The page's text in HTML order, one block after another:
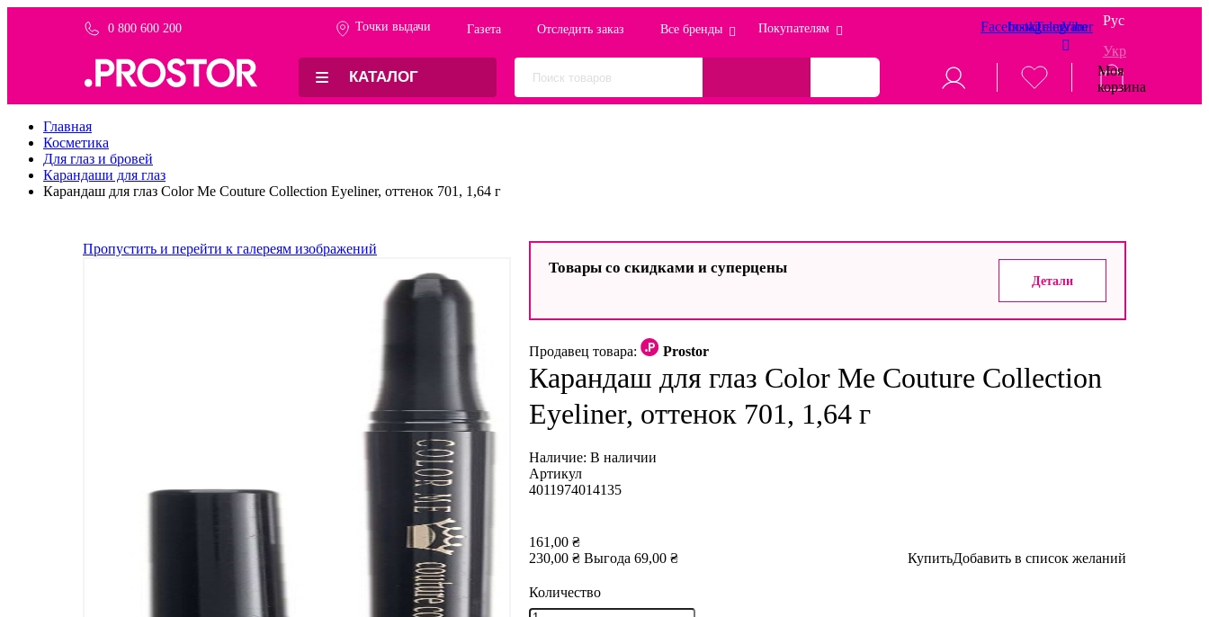
0 800 600 200 Точки выдачи Газета Отследить заказ Все бренды Покупателям FacebookInstagram
Telegram
Viber
Рус
Укр
КАТАЛОГ
Моя
корзина
Главная
Косметика
Для глаз и бровей
Карандаши для глаз
Карандаш для глаз Color Me Couture Collection Eyeliner, оттенок 701, 1,64 г
Пропустить и перейти к галереям изображений
Товары со скидками и суперцены
Детали
Продавец товара: Prostor
Карандаш для глаз Color Me Couture Collection
Eyeliner, оттенок 701, 1,64 г
Наличие: В наличии
Артикул
4011974014135
161,00 ₴
230,00 ₴ Выгода 69,00 ₴ КупитьДобавить в список желаний
Количество